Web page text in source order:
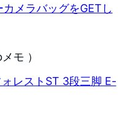
メラバッグをGETし
モ ）
レストST 3段三脚 E-